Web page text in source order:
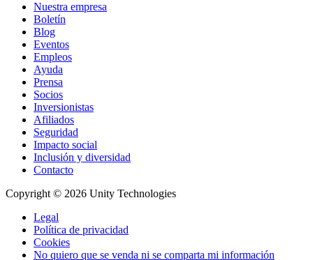
Nuestra empresa
Boletín
Blog
Eventos
Empleos
Ayuda
Prensa
Socios
Inversionistas
Afiliados
Seguridad
Impacto social
Inclusión y diversidad
Contacto
Copyright © 2026 Unity Technologies
Legal
Política de privacidad
Cookies
No quiero que se venda ni se comparta mi información